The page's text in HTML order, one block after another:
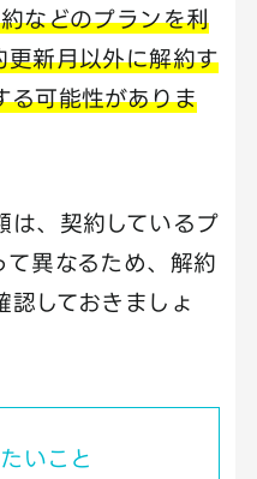
などのプランを利
更新月以外に解約す
る可能性がありま
は、契約しているプ
て異なるため、解約
しておきましょ
いこと